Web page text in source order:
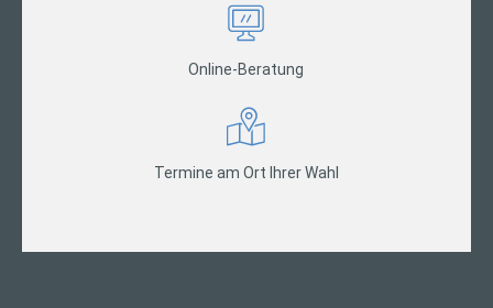
Online-Beratung
Termine am Ort Ihrer Wahl